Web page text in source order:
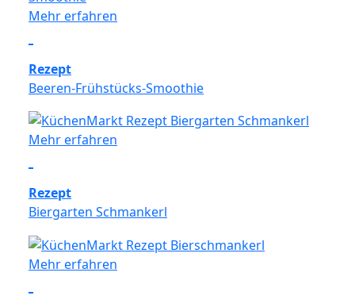
Mehr erfahren
Rezept
Beeren-Frühstücks-Smoothie
Mehr erfahren
Rezept
Biergarten Schmankerl
Mehr erfahren